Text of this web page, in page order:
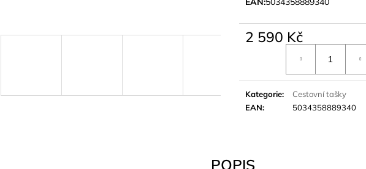
2 590 Kč
Kategorie:
Cestovní tašky
EAN: 5034358889340
POPIS